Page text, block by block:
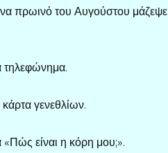
πρωινό του Αυγούστου μάζεψε
τηλεφώνημα.
γενεθλίων.
«Πώς είναι η κόρη μου;».